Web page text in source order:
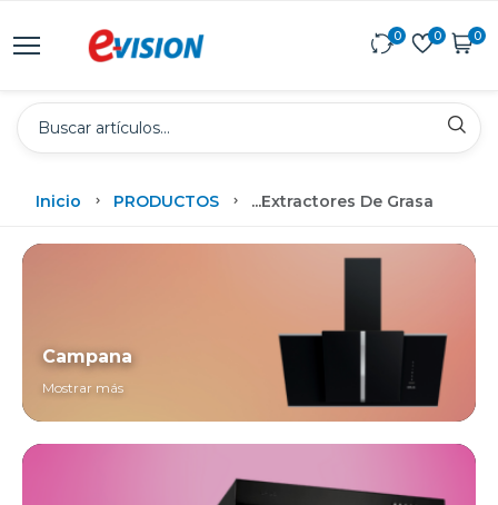
0 0 0
Inicio PRODUCTOS ...Extractores De Grasa
Campana
Mostrar más